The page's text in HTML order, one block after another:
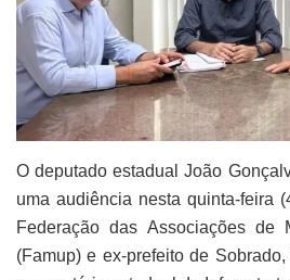
O deputado estadual João
uma audiência nesta quinta-feira
Federação das Associações de
(Famup) e ex-prefeito de